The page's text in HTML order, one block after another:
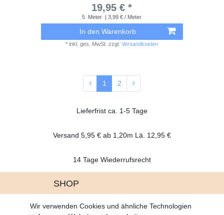
19,95 € *
5 Meter | 3,99 € / Meter
In den Warenkorb
*inkl. ges. MwSt. zzgl.Versandkosten
1 2
Lieferfrist ca. 1-5 Tage
Versand 5,95 € ab 1,20m Lä. 12,95 €
14 Tage Wiederrufsrecht
SHOP
Battrerie Gesetz
Wir verwenden Cookies und ähnliche Technologien